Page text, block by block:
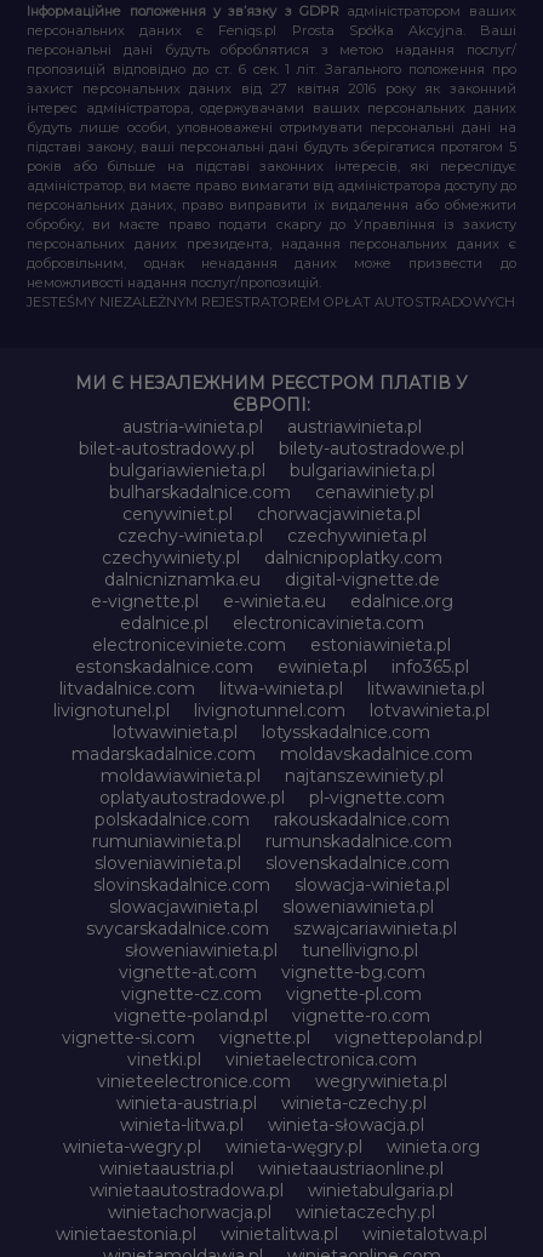
Інформаційне положення у зв’язку з GDPR адміністратором ваших
персональних даних є Feniqs.pl Prosta Spółka Akcyjna. Ваші
персональні дані будуть оброблятися з метою надання послуг/
пропозицій відповідно до ст. 6 сек. 1 літ. Загального положення про
захист персональних даних від 27 квітня 2016 року як законний
інтерес адміністратора, одержувачами ваших персональних даних
будуть лише особи, уповноважені отримувати персональні дані на
підставі закону, ваші персональні дані будуть зберігатися протягом 5
років або більше на підставі законних інтересів, які переслідує
адміністратор, ви маєте право вимагати від адміністратора доступу до
персональних даних, право виправити їх видалення або обмежити
обробку, ви маєте право подати скаргу до Управління із захисту
персональних даних президента, надання персональних даних є
добровільним, однак ненадання даних може призвести до
неможливості надання послуг/пропозицій.
JESTEŚMY NIEZALEŻNYM REJESTRATOREM OPŁAT AUTOSTRADOWYCH
МИ Є НЕЗАЛЕЖНИМ РЕЄСТРОМ ПЛАТІВ У
ЄВРОПІ:
austria-winieta.pl
austriawinieta.pl
bilet-autostradowy.pl
bilety-autostradowe.pl
bulgariawienieta.pl
bulgariawinieta.pl
bulharskadalnice.com
cenawiniety.pl
cenywiniet.pl
chorwacjawinieta.pl
czechy-winieta.pl
czechywinieta.pl
czechywiniety.pl
dalnicnipoplatky.com
dalnicniznamka.eu
digital-vignette.de
e-vignette.pl
e-winieta.eu
edalnice.org
edalnice.pl
electronicavinieta.com
electroniceviniete.com
estoniawinieta.pl
estonskadalnice.com
ewinieta.pl
info365.pl
litvadalnice.com
litwa-winieta.pl
litwawinieta.pl
livignotunel.pl
livignotunnel.com
lotvawinieta.pl
lotwawinieta.pl
lotysskadalnice.com
madarskadalnice.com
moldavskadalnice.com
moldawiawinieta.pl
najtanszewiniety.pl
oplatyautostradowe.pl
pl-vignette.com
polskadalnice.com
rakouskadalnice.com
rumuniawinieta.pl
rumunskadalnice.com
sloveniawinieta.pl
slovenskadalnice.com
slovinskadalnice.com
slowacja-winieta.pl
slowacjawinieta.pl
sloweniawinieta.pl
svycarskadalnice.com
szwajcariawinieta.pl
słoweniawinieta.pl
tunellivigno.pl
vignette-at.com
vignette-bg.com
vignette-cz.com
vignette-pl.com
vignette-poland.pl
vignette-ro.com
vignette-si.com
vignette.pl
vignettepoland.pl
vinetki.pl
vinietaelectronica.com
vinieteelectronice.com
wegrywinieta.pl
winieta-austria.pl
winieta-czechy.pl
winieta-litwa.pl
winieta-słowacja.pl
winieta-wegry.pl
winieta-węgry.pl
winieta.org
winietaaustria.pl
winietaaustriaonline.pl
winietaautostradowa.pl
winietabulgaria.pl
winietachorwacja.pl
winietaczechy.pl
winietaestonia.pl
winietalitwa.pl
winietalotwa.pl